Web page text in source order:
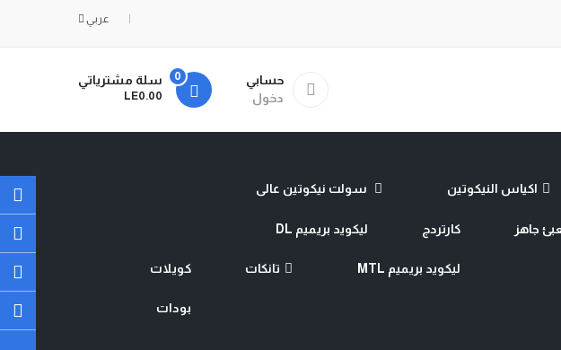
عربي
سلة مشترياتي
0
حسابي
دخول
اكياس النيكوتين سولت نيكوتين عالى
جاهز كارتردج ليكويد بريميم DL
ليكويد بريميم MTL تانكات كويلات
بودات